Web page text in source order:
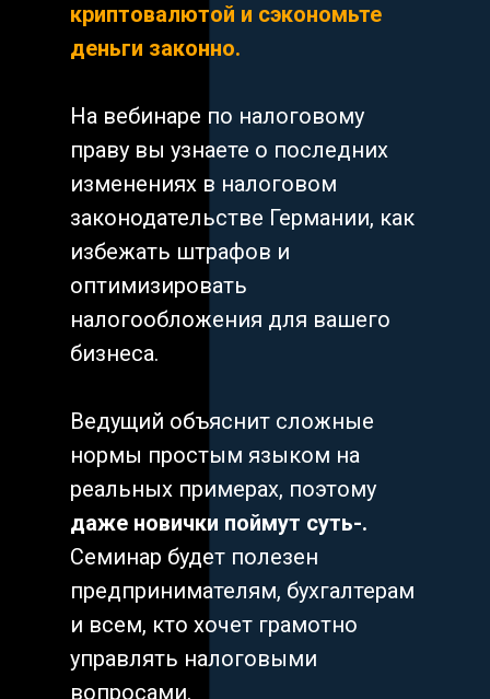
криптовалютой и сэкономьте
деньги законно.
На вебинаре по налоговому
праву вы узнаете о последних
изменениях в налоговом
законодательстве Германии, как
избежать штрафов и
оптимизировать
налогообложения для вашего
бизнеса.
Ведущий объяснит сложные
нормы простым языком на
реальных примерах, поэтому
даже новички поймут суть-.
Семинар будет полезен
предпринимателям, бухгалтерам
и всем, кто хочет грамотно
управлять налоговыми
вопросами.